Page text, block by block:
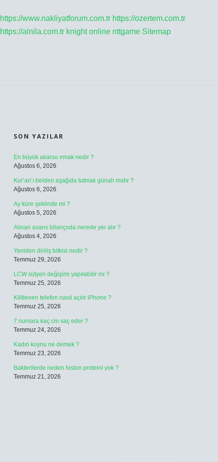
https://www.nakliyatforum.com.tr https://ozertem.com.tr
https://alnila.com.tr knight online nttgame Sitemap
SON YAZILAR
En büyük akarsu ırmak nedir ?
Ağustos 6, 2026
Kur’an’ı belden aşağıda tutmak günah mıdır ?
Ağustos 6, 2026
Ay küre şeklinde mi ?
Ağustos 5, 2026
Alınan avans bilançoda nerede yer alır ?
Ağustos 4, 2026
Yeniden diriliş bitkisi nedir ?
Temmuz 29, 2026
LCW sütyen değişimi yapılabilir mi ?
Temmuz 25, 2026
Kilitlenen telefon nasıl açılır iPhone ?
Temmuz 25, 2026
7 numara kaç cm saç eder ?
Temmuz 24, 2026
Kadın koynu ne demek ?
Temmuz 23, 2026
Bakterilerde neden histon proteini yok ?
Temmuz 21, 2026